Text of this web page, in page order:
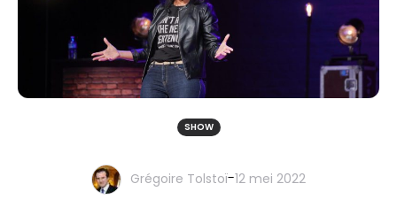
SHOW
Grégoire Tolstoï-12 mei 2022